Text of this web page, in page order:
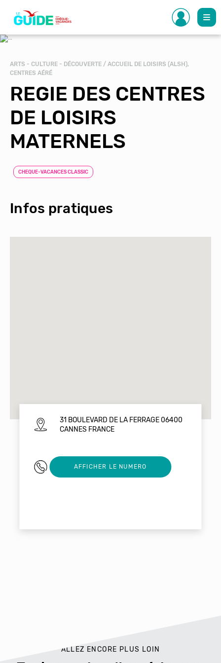
contenu
principal
ARTS - CULTURE - DÉCOUVERTE / ACCUEIL DE LOISIRS (ALSH),
CENTRES AÉRÉ
REGIE DES CENTRES
DE LOISIRS
MATERNELS
CHEQUE-VACANCES CLASSIC
Infos pratiques
31 BOULEVARD DE LA FERRAGE 06400
CANNES FRANCE
0497064462
AFFICHER LE NUMERO
ALLEZ ENCORE PLUS LOIN